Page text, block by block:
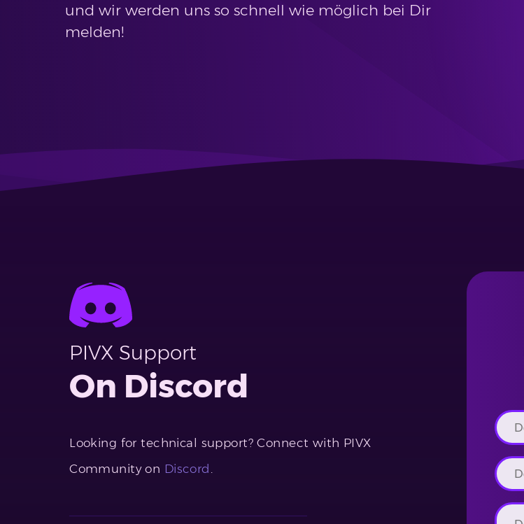
und wir werden uns so schnell wie möglich bei Dir
melden!
PIVX Support
On Discord
Looking for technical support? Connect with PIVX
Community on Discord .